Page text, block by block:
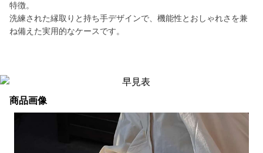
特徴。
洗練された縁取りと持ち手デザインで、機能性とおしゃれさを兼
ね備えた実用的なケースです。
商品画像